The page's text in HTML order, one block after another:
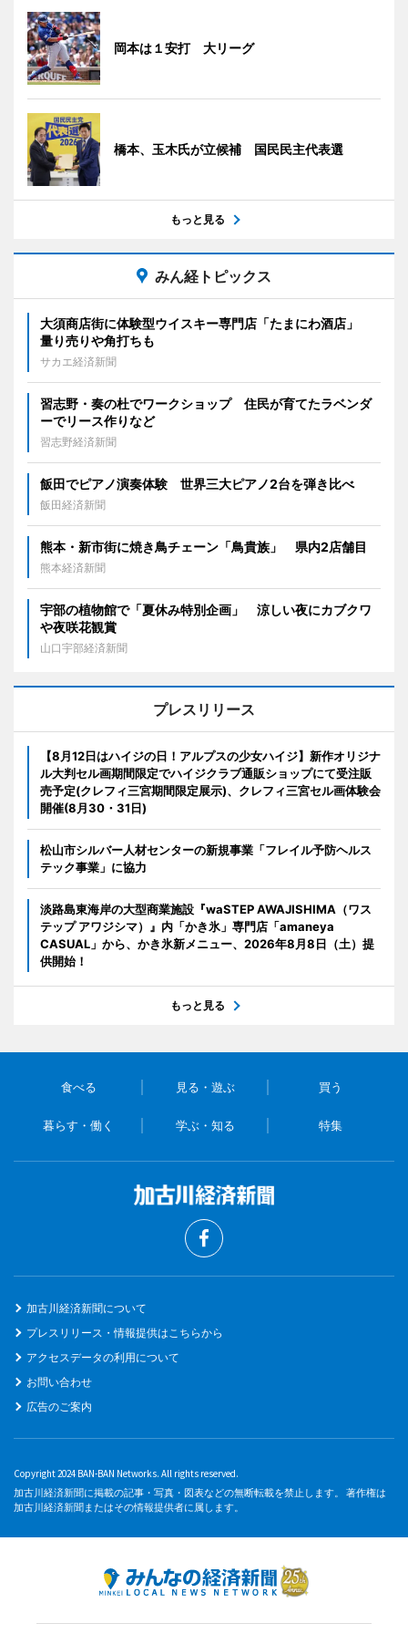
岡本は１安打 大リーグ
橋本、玉木氏が立候補 国民民主代表選
もっと見る
みん経トピックス
大須商店街に体験型ウイスキー専門店「たまにわ酒店」
量り売りや角打ちも
サカエ経済新聞
習志野・奏の杜でワークショップ 住民が育てたラベンダ
ーでリース作りなど
習志野経済新聞
飯田でピアノ演奏体験 世界三大ピアノ2台を弾き比べ
飯田経済新聞
熊本・新市街に焼き鳥チェーン「鳥貴族」 県内2店舗目
熊本経済新聞
宇部の植物館で「夏休み特別企画」 涼しい夜にカブクワ
や夜咲花観賞
山口宇部経済新聞
プレスリリース
【8月12日はハイジの日！アルプスの少女ハイジ】新作オリジナ
ル大判セル画期間限定でハイジクラブ通販ショップにて受注販
売予定(クレフィ三宮期間限定展示)、クレフィ三宮セル画体験会
開催(8月30・31日)
松山市シルバー人材センターの新規事業「フレイル予防ヘルス
テック事業」に協力
淡路島東海岸の大型商業施設『waSTEP AWAJISHIMA（ワス
テップ アワジシマ）』内「かき氷」専門店「amaneya
CASUAL」から、かき氷新メニュー、2026年8月8日（土）提
供開始！
もっと見る
食べる 見る・遊ぶ 買う
暮らす・働く 学ぶ・知る 特集
加古川経済新聞について
プレスリリース・情報提供はこちらから
アクセスデータの利用について
お問い合わせ
広告のご案内
Copyright 2024 BAN-BAN Networks. All rights reserved.
加古川経済新聞に掲載の記事・写真・図表などの無断転載を禁止します。 著作権は
加古川経済新聞またはその情報提供者に属します。